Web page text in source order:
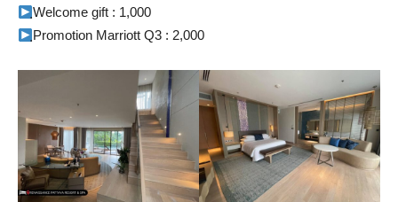
ฺWelcome gift : 1,000
ฺPromotion Marriott Q3 : 2,000